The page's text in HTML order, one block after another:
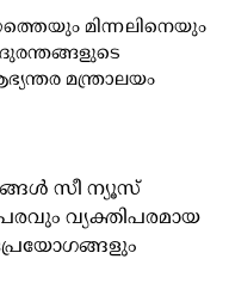
മിന്നലിനെയും
ദുരന്തങ്ങളുടെ
മന്ത്രാലയം
സീ ന്യൂസ്
വ്യക്തിപരമായ